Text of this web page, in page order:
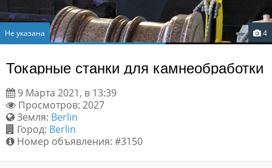
Текстовая реклама
Обратная связь
Не указана 4
Токарные станки для камнеобработки
9 Марта 2021, в 13:39
Просмотров: 2027
Земля: Berlin
Город: Berlin
Номер объявления: #3150